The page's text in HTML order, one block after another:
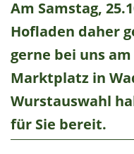
Am Samstag,
Hofladen daher
gerne bei uns
Marktplatz in
Wurstauswahl
für Sie bereit.